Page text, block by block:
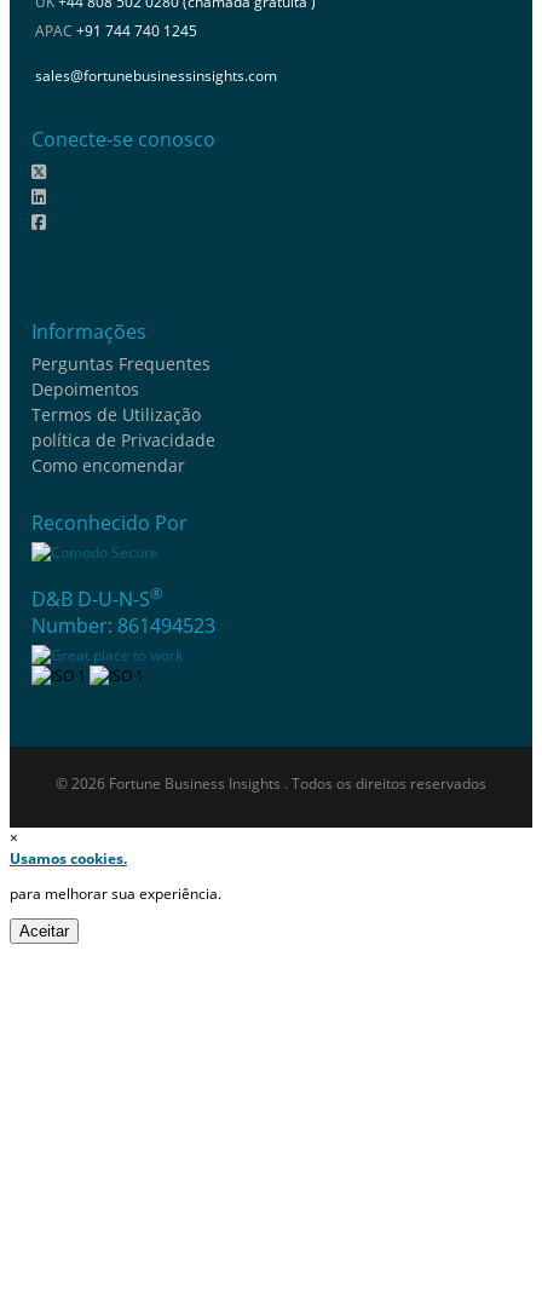
APAC +91 744 740 1245
sales@fortunebusinessinsights.com
Conecte-se conosco
Informações
Perguntas Frequentes
Depoimentos
Termos de Utilização
política de Privacidade
Como encomendar
Reconhecido Por
D&B D-U-N-S®
Number: 861494523
© 2026 Fortune Business Insights . Todos os direitos reservados
×
Usamos cookies.
para melhorar sua experiência.
Aceitar